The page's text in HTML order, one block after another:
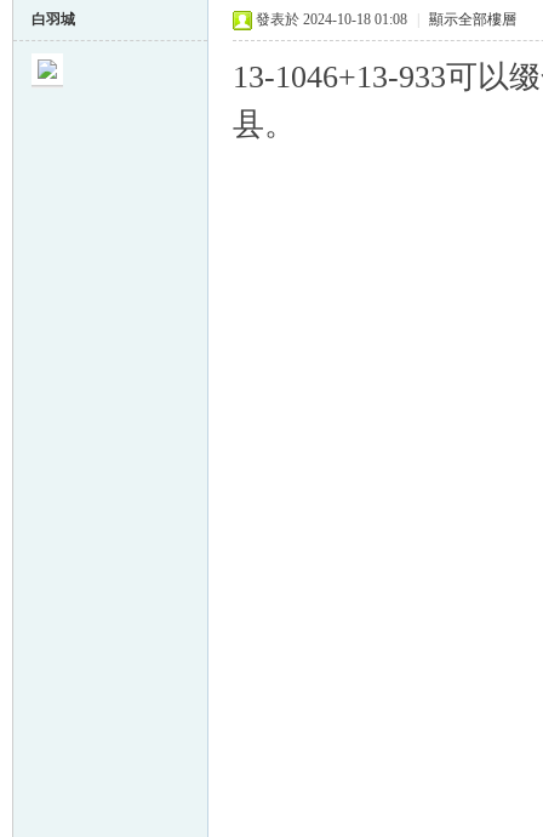
白羽城 發表於 2024-10-18 01:08 顯示全部樓層
13-1046+13-933可以
县。